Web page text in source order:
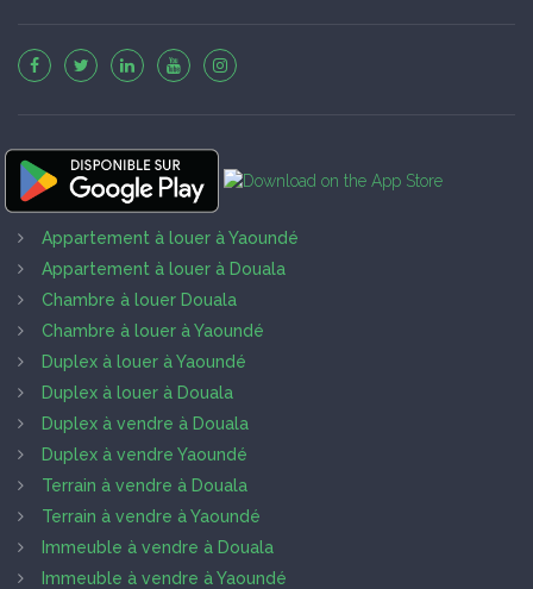
Appartement à louer à Yaoundé
Appartement à louer à Douala
Chambre à louer Douala
Chambre à louer à Yaoundé
Duplex à louer à Yaoundé
Duplex à louer à Douala
Duplex à vendre à Douala
Duplex à vendre Yaoundé
Terrain à vendre à Douala
Terrain à vendre à Yaoundé
Immeuble à vendre à Douala
Immeuble à vendre à Yaoundé